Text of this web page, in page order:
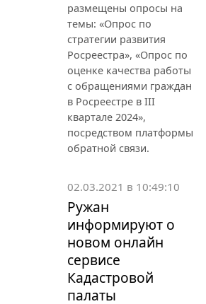
размещены опросы на
темы: «Опрос по
стратегии развития
Росреестра», «Опрос по
оценке качества работы
с обращениями граждан
в Росреестре в III
квартале 2024»,
посредством платформы
обратной связи.
02.03.2021 в 10:49:10
Ружан
информируют о
новом онлайн
сервисе
Кадастровой
палаты